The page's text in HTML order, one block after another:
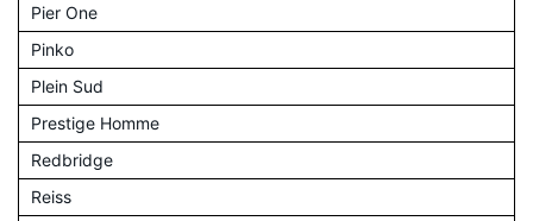
Pier One
Pinko
Plein Sud
Prestige Homme
Redbridge
Reiss